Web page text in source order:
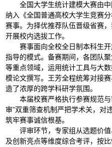
全国大学生统计建模大赛由
纳入《全国普通高校大学生竞赛
赛事。为择优推荐队伍晋级省赛
开展校内选拔工作。
赛事面向全校全日制本科生
指导的模式。备赛期间，各团队
等重点领域，运用统计工具与大
模论文撰写。王芳全程统筹对接
造了浓厚的跨学科研学氛围。
本届校赛严格执行参赛规范
审”双重筛查机制严把学术关，对
筑牢赛事诚信根基。
评审环节，专家组从选题价
及创新亮点等维度综合考评，按